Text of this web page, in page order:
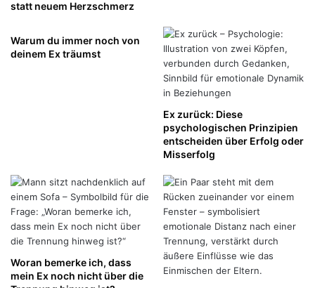
statt neuem Herzschmerz
Warum du immer noch von
deinem Ex träumst
Ex zurück: Diese
psychologischen Prinzipien
entscheiden über Erfolg oder
Misserfolg
Woran bemerke ich, dass
mein Ex noch nicht über die